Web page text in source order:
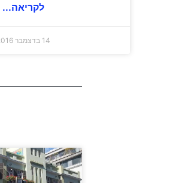
לקריאה...
14 בדצמבר 2016